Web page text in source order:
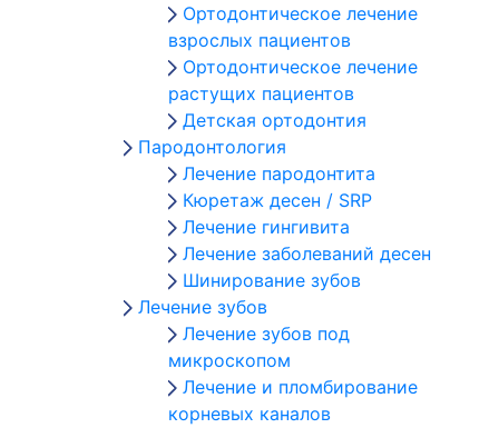
Ортодонтическое лечение
взрослых пациентов
Ортодонтическое лечение
растущих пациентов
Детская ортодонтия
Пародонтология
Лечение пародонтита
Кюретаж десен / SRP
Лечение гингивита
Лечение заболеваний десен
Шинирование зубов
Лечение зубов
Лечение зубов под
микроскопом
Лечение и пломбирование
корневых каналов